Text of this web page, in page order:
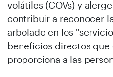
volátiles (COVs) y
contribuir a reconocer
arbolado en los
beneficios directos que
proporciona a las